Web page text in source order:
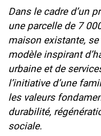
Dans le cadre d’un
une parcelle de 7
maison existante,
modèle inspirant
urbaine et de
l’initiative d’une
les valeurs
durabilité,
sociale.